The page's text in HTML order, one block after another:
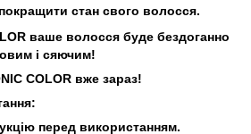
стан свого волосся.
ваше волосся буде бездоганно
і сяючим!
COLOR вже зараз!
перед використанням.